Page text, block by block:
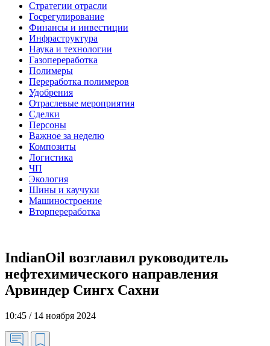
Стратегии отрасли
Госрегулирование
Финансы и инвестиции
Инфраструктура
Наука и технологии
Газопереработка
Полимеры
Переработка полимеров
Удобрения
Отраслевые мероприятия
Сделки
Персоны
Важное за неделю
Композиты
Логистика
ЧП
Экология
Шины и каучуки
Машиностроение
Вторпереработка
IndianOil возглавил руководитель
нефтехимического направления
Арвиндер Сингх Сахни
10:45 / 14 ноября 2024